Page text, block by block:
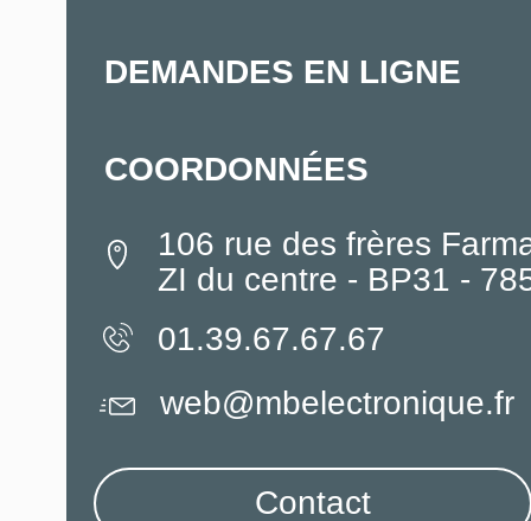
DEMANDES EN LIGNE
COORDONNÉES
106 rue des frères
ZI du centre - BP31 -
01.39.67.67.67
web@mbelectronique.fr
Contact